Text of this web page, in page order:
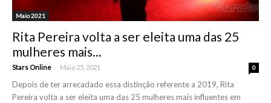
Maio 2021
Rita Pereira volta a ser eleita uma das 25
mulheres mais...
Stars Online - Maio 25, 2021 0
Depois de ter arrecadado essa distinção referente a 2019, Rita
Pereira volta a ser eleita uma das 25 mulheres mais influentes em